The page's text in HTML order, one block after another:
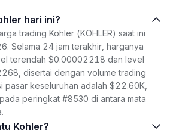
hari ini?
trading Kohler (KOHLER) saat ini
Selama 24 jam terakhir, harganya
terendah $0.00002218 dan level
disertai dengan volume trading
pasar keseluruhan adalah $22.60K,
peringkat #8530 di antara mata
Kohler?